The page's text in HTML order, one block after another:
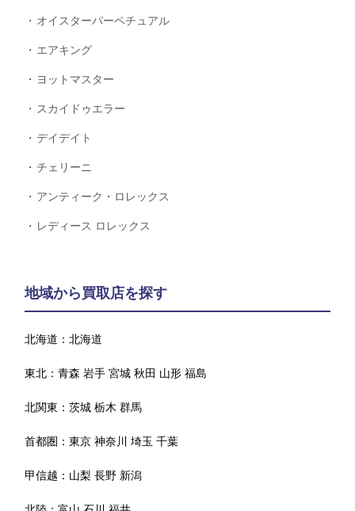
オイスターパーペチュアル
エアキング
ヨットマスター
スカイドゥエラー
デイデイト
チェリーニ
アンティーク・ロレックス
レディース ロレックス
地域から買取店を探す
北海道：北海道
東北：青森 岩手 宮城 秋田 山形 福島
北関東：茨城 栃木 群馬
首都圏：東京 神奈川 埼玉 千葉
甲信越： 山梨 長野 新潟